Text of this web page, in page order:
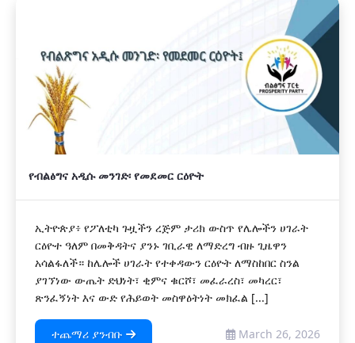
የብልፅግና አዲሱ መንገድ፡ የመደመር ርዕዮት
ኢትዮጵያ፥ የፖለቲካ ጉዟችን ረጅም ታሪክ ውስጥ የሌሎችን ሀገራት
ርዕዮተ ዓለም በመቅዳትና ያንኑ ገቢራዊ ለማድረግ ብዙ ጊዜዋን
አሳልፋለች። ከሌሎች ሀገራት የተቀዳውን ርዕዮት ለማስከበር ስንል
ያገኘነው ውጤት ድህነት፣ ቂምና ቁርሾ፣ መፈራረስ፣ መካረር፣
ጽንፈኝነት እና ውድ የሕይወት መስዋዕትነት መክፈል [...]
ተጨማሪ ያንብቡ March 26, 2026